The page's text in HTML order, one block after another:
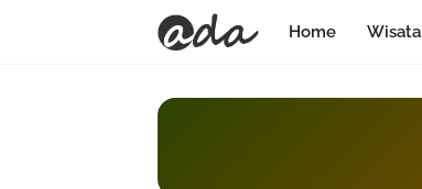
Home Wisata